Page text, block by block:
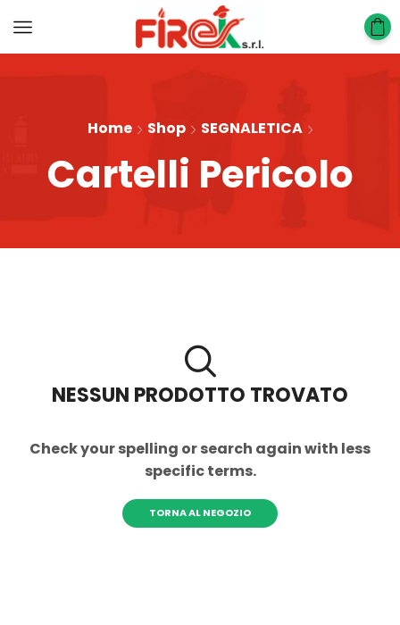
Home Shop SEGNALETICA
Cartelli Pericolo
NESSUN PRODOTTO TROVATO
Check your spelling or search again with less
specific terms.
TORNA AL NEGOZIO